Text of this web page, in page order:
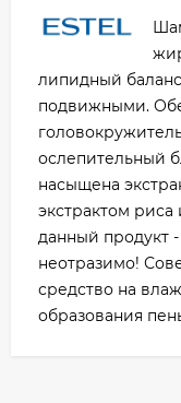
липидный
подвижными.
ослепительный
насыщена
экстрактом
данный продукт
неотразимо!
средство на
образования